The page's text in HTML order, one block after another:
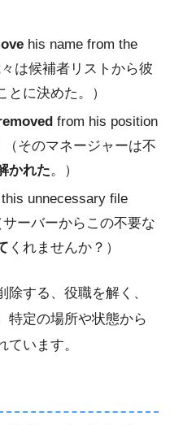
his name from the
は候補者リストから彼
とに決めた。）
from his position
そのマネージャーは不
かれた。）
this unnecessary file
ーバーからこの不要な
くれませんか？）
する、役職を解く、
特定の場所や状態から
ています。